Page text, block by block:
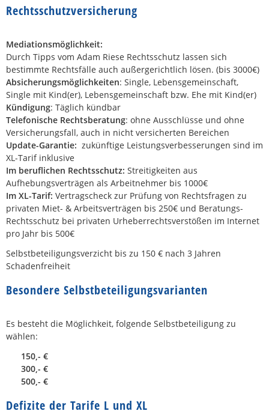
Rechtsschutzversicherung
Mediationsmöglichkeit:
Durch Tipps vom Adam Riese Rechtsschutz lassen sich
bestimmte Rechtsfälle auch außergerichtlich lösen. (bis 3000€)
Absicherungsmöglichkeiten: Single, Lebensgemeinschaft,
Single mit Kind(er), Lebensgemeinschaft bzw. Ehe mit Kind(er)
Kündigung: Täglich kündbar
Telefonische Rechtsberatung: ohne Ausschlüsse und ohne
Versicherungsfall, auch in nicht versicherten Bereichen
Update-Garantie: zukünftige Leistungsverbesserungen sind im
XL-Tarif inklusive
Im beruflichen Rechtsschutz: Streitigkeiten aus
Aufhebungsverträgen als Arbeitnehmer bis 1000€
Im XL-Tarif: Vertragscheck zur Prüfung von Rechtsfragen zu
privaten Miet- & Arbeitsverträgen bis 250€ und Beratungs-
Rechtsschutz bei privaten Urheberrechtsverstößen im Internet
pro Jahr bis 500€
Selbstbeteiligungsverzicht bis zu 150 € nach 3 Jahren
Schadenfreiheit
Besondere Selbstbeteiligungsvarianten
Es besteht die Möglichkeit, folgende Selbstbeteiligung zu
wählen:
150,- €
300,- €
500,- €
Defizite der Tarife L und XL